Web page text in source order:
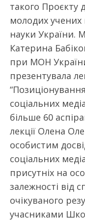
такого Проєкту
молодих учених
науки України.
Катерина
при МОН
презентувала
соціальних
більше 60
лекції Олена
особистим
соціальних
присутніх на
залежності від
очікуваного
учасниками